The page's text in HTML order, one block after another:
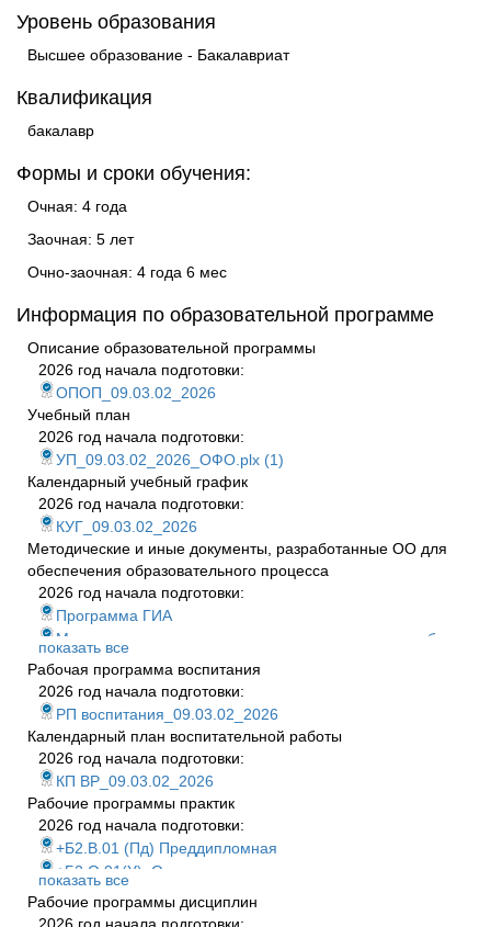
Уровень образования
Высшее образование - Бакалавриат
Квалификация
бакалавр
Формы и сроки обучения:
Очная: 4 года
Заочная: 5 лет
Очно-заочная: 4 года 6 мес
Информация по образовательной программе
Описание образовательной программы
2026 год начала подготовки:
ОПОП_09.03.02_2026
Учебный план
2026 год начала подготовки:
УП_09.03.02_2026_ОФО.plx (1)
Календарный учебный график
2026 год начала подготовки:
КУГ_09.03.02_2026
Методические и иные документы, разработанные ОО для
обеспечения образовательного процесса
2026 год начала подготовки:
Программа ГИА
Методические указания к выполнению курсовых работ
Трехмерное моделирование и анимация
Методические указания к выполнению курсовых работ
Разработка мобильных приложений
Методические указания к выполнению курсовых работ
Основы программирования
Методические указания к выполнению курсовых работ
Объектно-ориентированное программирование (1)
Методические указания к выполнению курсовых работ
Инженерная и компютерная графика (1)
Методические указания к выполнению курсовых работ
Веб-программирование (1)
Методические рекомендации к ВКР
показать все
Рабочая программа воспитания
2026 год начала подготовки:
РП воспитания_09.03.02_2026
Календарный план воспитательной работы
2026 год начала подготовки:
КП ВР_09.03.02_2026
Рабочие программы практик
2026 год начала подготовки:
+Б2.В.01 (Пд) Преддипломная
+Б2.О.01(У)_Ознакомительная
+Б2.О.03 (П) Эксплуатационная
показать все
Рабочие программы дисциплин